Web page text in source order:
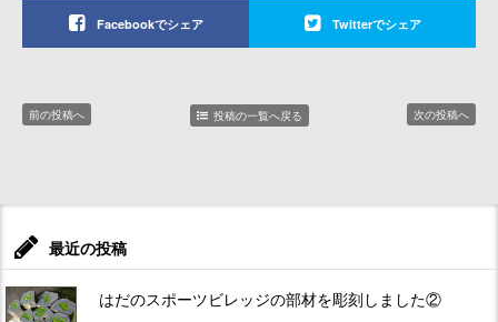
Facebookでシェア Twitterでシェア
前の投稿へ 投稿の一覧へ戻る 次の投稿へ
最近の投稿
はだのスポーツビレッジの部材を彫刻しました②